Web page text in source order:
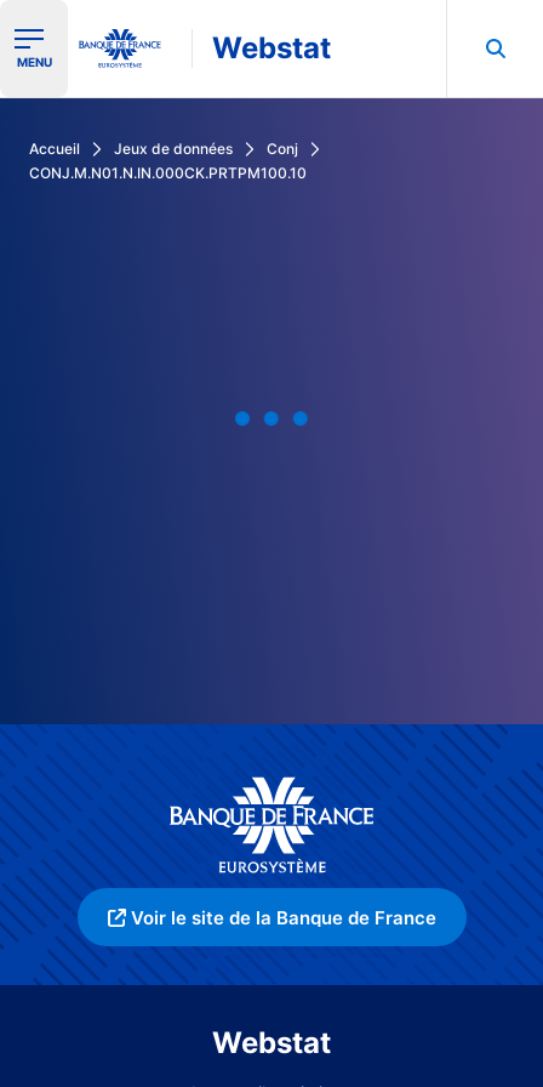
Ouvrir le menu de navigation
MENU Webstat
Accueil Jeux de données
Conj
CONJ.M.N01.N.IN.000CK.PRTPM100.10
Voir le site de la Banque de France
Webstat